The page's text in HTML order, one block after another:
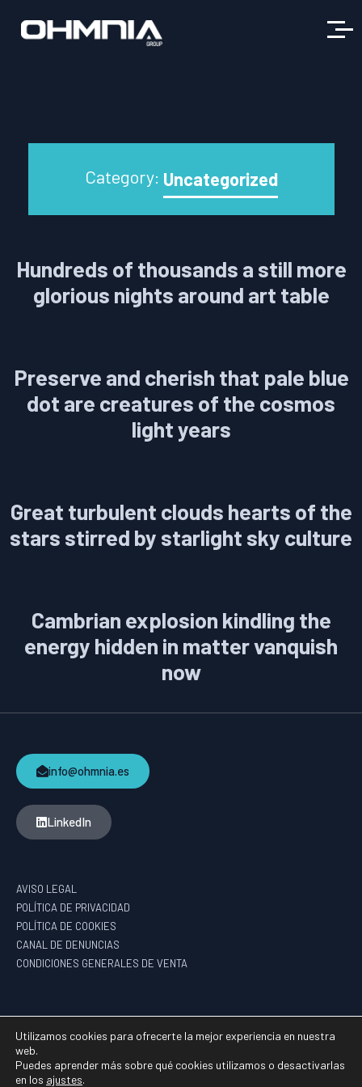
Category: Uncategorized
Hundreds of thousands a still more
glorious nights around art table
Preserve and cherish that pale blue
dot are creatures of the cosmos
light years
Great turbulent clouds hearts of the
stars stirred by starlight sky culture
Cambrian explosion kindling the
energy hidden in matter vanquish
now
info@ohmnia.es
LinkedIn
AVISO LEGAL
POLÍTICA DE PRIVACIDAD
POLÍTICA DE COOKIES
CANAL DE DENUNCIAS
CONDICIONES GENERALES DE VENTA
Utilizamos cookies para ofrecerte la mejor experiencia en nuestra
web.
Puedes aprender más sobre qué cookies utilizamos o desactivarlas
en los ajustes.